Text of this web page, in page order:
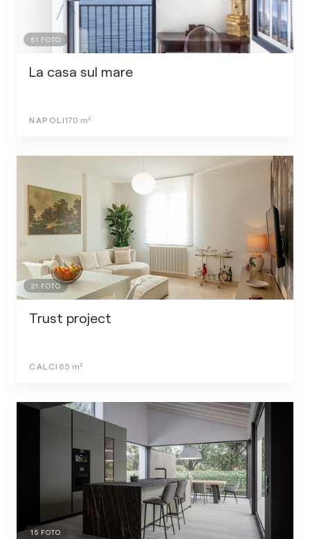
51 FOTO
La casa sul mare
NAPOLI170 m²
21 FOTO
Trust project
CALCI 65 m²
15 FOTO